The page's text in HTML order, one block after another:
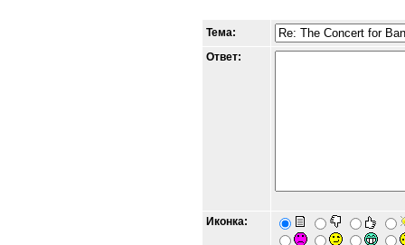
Тема:
Ответ:
Иконка: